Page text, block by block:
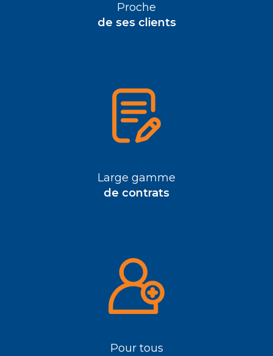
Proche
de ses clients
Large gamme
de contrats
Pour tous